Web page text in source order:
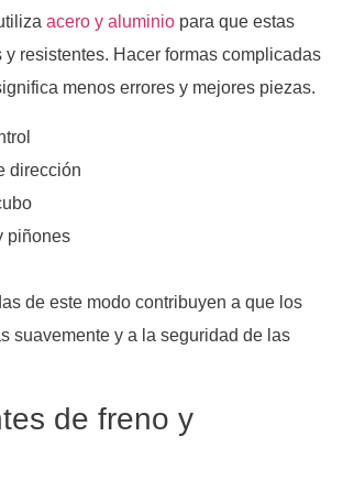
acero y aluminio para que estas
resistentes. Hacer formas complicadas
menos errores y mejores piezas.
dirección
piñones
de este modo contribuyen a que los
suavemente y a la seguridad de las
de freno y